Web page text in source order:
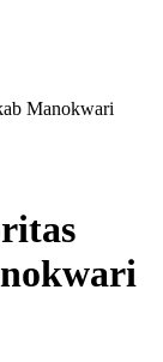
Manokwari